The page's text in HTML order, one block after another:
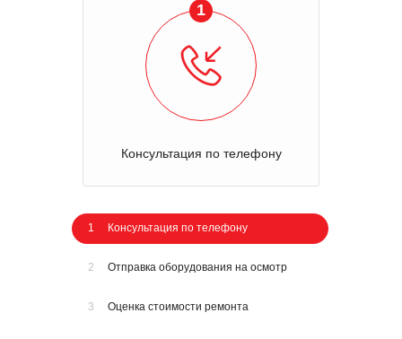
1
Консультация по телефону
1 Консультация по телефону
2 Отправка оборудования на осмотр
3 Оценка стоимости ремонта